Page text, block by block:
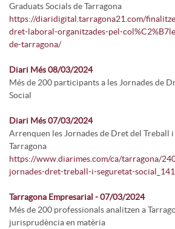
Graduats Socials de Tarragona
https://diaridigital.tarragona21.com/
dret-laboral-organitzades-pel-
de-tarragona/
Diari Més 08/03/2024
Més de 200 participants a les Jornades de
Social
Diari Més 07/03/2024
Arrenquen les Jornades de Dret del Treball i
Tarragona
https://www.diarimes.com/ca/tarragona/
jornades-dret-treball-i-seguretat-
Tarragona Empresarial - 07/03/2024
Més de 200 professionals analitzen a
jurisprudència en matèria